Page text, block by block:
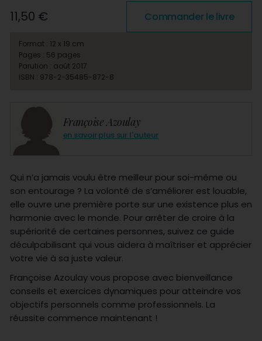
Françoise Azoulay
en savoir plus sur l'auteur
Qui n’a jamais voulu être meilleur pour soi-même ou
son entourage ? La volonté de s’améliorer est louable,
elle ouvre une première porte sur une existence plus en
harmonie avec le monde. Pour arrêter de croire à la
supériorité de certaines personnes, suivez ce guide
déculpabilisant qui vous aidera à maîtriser et apprécier
votre vie à sa juste valeur.
Françoise Azoulay vous propose avec bienveillance
conseils et exercices dynamiques pour atteindre vos
objectifs personnels comme professionnels. La
réussite commence maintenant !
11,50 € Commander le livre
Format : 12 x 19 cm
Pages : 56 pages
Parution : août 2017
ISBN : 978-2-35485-872-8